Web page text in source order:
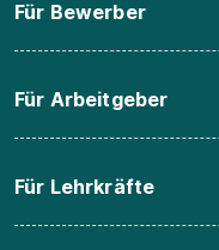
Für Bewerber
Für Arbeitgeber
Für Lehrkräfte